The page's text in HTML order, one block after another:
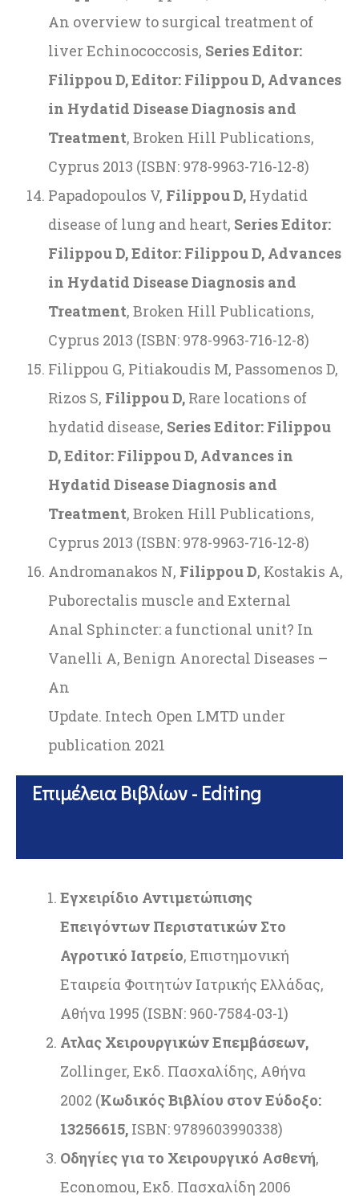
An overview to surgical treatment of
liver Echinococcosis, Series Editor:
Filippou D, Editor: Filippou D, Advances
in Hydatid Disease Diagnosis and
Treatment, Broken Hill Publications,
Cyprus 2013 (ISBN: 978-9963-716-12-8)
Papadopoulos V, Filippou D, Hydatid
disease of lung and heart, Series Editor:
Filippou D, Editor: Filippou D, Advances
in Hydatid Disease Diagnosis and
Treatment, Broken Hill Publications,
Cyprus 2013 (ISBN: 978-9963-716-12-8)
Filippou G, Pitiakoudis M, Passomenos D,
Rizos S, Filippou D, Rare locations of
hydatid disease, Series Editor: Filippou
D, Editor: Filippou D, Advances in
Hydatid Disease Diagnosis and
Treatment, Broken Hill Publications,
Cyprus 2013 (ISBN: 978-9963-716-12-8)
Andromanakos N, Filippou D, Kostakis A,
Puborectalis muscle and External
Anal Sphincter: a functional unit? In
Vanelli A, Benign Anorectal Diseases –
An
Update. Intech Open LMTD under
publication 2021
Επιμέλεια Βιβλίων - Editing
Εγχειρίδιο Αντιμετώπισης
Επειγόντων Περιστατικών Στο
Αγροτικό Ιατρείο, Επιστημονική
Εταιρεία Φοιτητών Ιατρικής Ελλάδας,
Αθήνα 1995 (ISBN: 960-7584-03-1)
Ατλας Χειρουργικών Επεμβάσεων,
Zollinger, Εκδ. Πασχαλίδης, Αθήνα
2002 (Κωδικός Βιβλίου στον Εύδοξο:
13256615, ISBN: 9789603990338)
Οδηγίες για το Χειρουργικό Ασθενή,
Economou, Εκδ. Πασχαλίδη 2006